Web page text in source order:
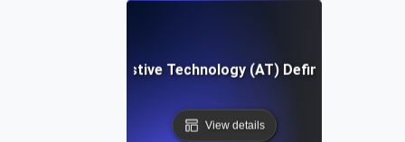
Assistive Technology (AT) Definition
View details